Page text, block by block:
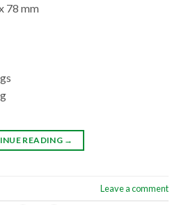
78 mm
READING →
Leave a comment